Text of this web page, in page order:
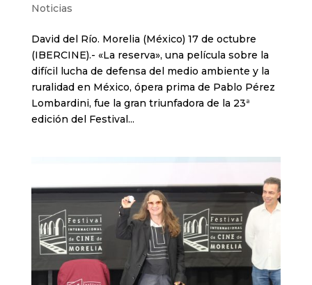
Noticias
David del Río. Morelia (México) 17 de octubre
(IBERCINE).- «La reserva», una película sobre la
difícil lucha de defensa del medio ambiente y la
ruralidad en México, ópera prima de Pablo Pérez
Lombardini, fue la gran triunfadora de la 23ª
edición del Festival...